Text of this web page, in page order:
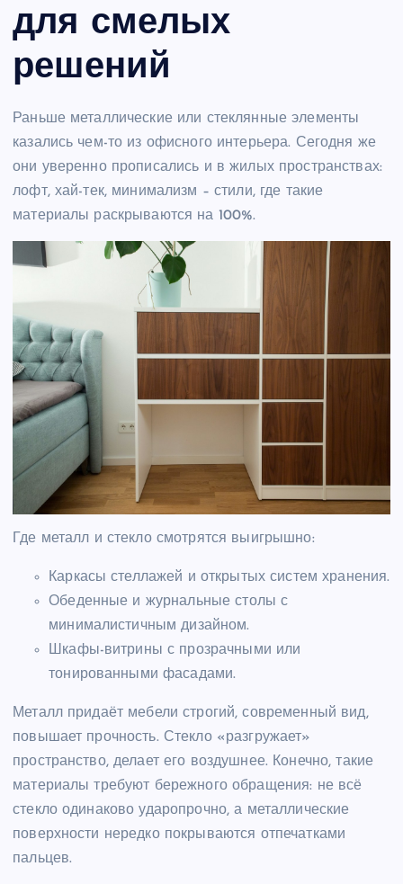
для смелых
решений
Раньше металлические или стеклянные элементы
казались чем-то из офисного интерьера. Сегодня же
они уверенно прописались и в жилых пространствах:
лофт, хай-тек, минимализм – стили, где такие
материалы раскрываются на 100%.
Где металл и стекло смотрятся выигрышно:
Каркасы стеллажей и открытых систем хранения.
Обеденные и журнальные столы с
минималистичным дизайном.
Шкафы-витрины с прозрачными или
тонированными фасадами.
Металл придаёт мебели строгий, современный вид,
повышает прочность. Стекло «разгружает»
пространство, делает его воздушнее. Конечно, такие
материалы требуют бережного обращения: не всё
стекло одинаково ударопрочно, а металлические
поверхности нередко покрываются отпечатками
пальцев.